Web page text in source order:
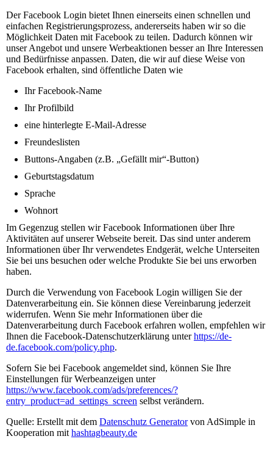
Der Facebook Login bietet Ihnen einerseits einen schnellen und
einfachen Registrierungsprozess, andererseits haben wir so die
Möglichkeit Daten mit Facebook zu teilen. Dadurch können wir
unser Angebot und unsere Werbeaktionen besser an Ihre Interessen
und Bedürfnisse anpassen. Daten, die wir auf diese Weise von
Facebook erhalten, sind öffentliche Daten wie
Ihr Facebook-Name
Ihr Profilbild
eine hinterlegte E-Mail-Adresse
Freundeslisten
Buttons-Angaben (z.B. „Gefällt mir“-Button)
Geburtstagsdatum
Sprache
Wohnort
Im Gegenzug stellen wir Facebook Informationen über Ihre
Aktivitäten auf unserer Webseite bereit. Das sind unter anderem
Informationen über Ihr verwendetes Endgerät, welche Unterseiten
Sie bei uns besuchen oder welche Produkte Sie bei uns erworben
haben.
Durch die Verwendung von Facebook Login willigen Sie der
Datenverarbeitung ein. Sie können diese Vereinbarung jederzeit
widerrufen. Wenn Sie mehr Informationen über die
Datenverarbeitung durch Facebook erfahren wollen, empfehlen wir
Ihnen die Facebook-Datenschutzerklärung unterhttps://de-
de.facebook.com/policy.php.
Sofern Sie bei Facebook angemeldet sind, können Sie Ihre
Einstellungen für Werbeanzeigen unter
https://www.facebook.com/ads/preferences/?
entry_product=ad_settings_screen selbst verändern.
Quelle: Erstellt mit dem Datenschutz Generatorvon AdSimple in
Kooperation mit hashtagbeauty.de